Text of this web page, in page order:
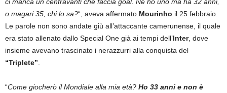
ci manca un centravanti che faccia goal. Ne ho uno ma ha 32 anni,
o magari 35, chi lo sa?“, aveva affermato Mourinho il 25 febbraio.
Le parole non sono andate giù all’attaccante camerunense, il quale
era stato allenato dallo Special One già ai tempi dell’Inter, dove
insieme avevano trascinato i nerazzurri alla conquista del
“Triplete”.
“Come giocherò il Mondiale alla mia età? Ho 33 anni e non è